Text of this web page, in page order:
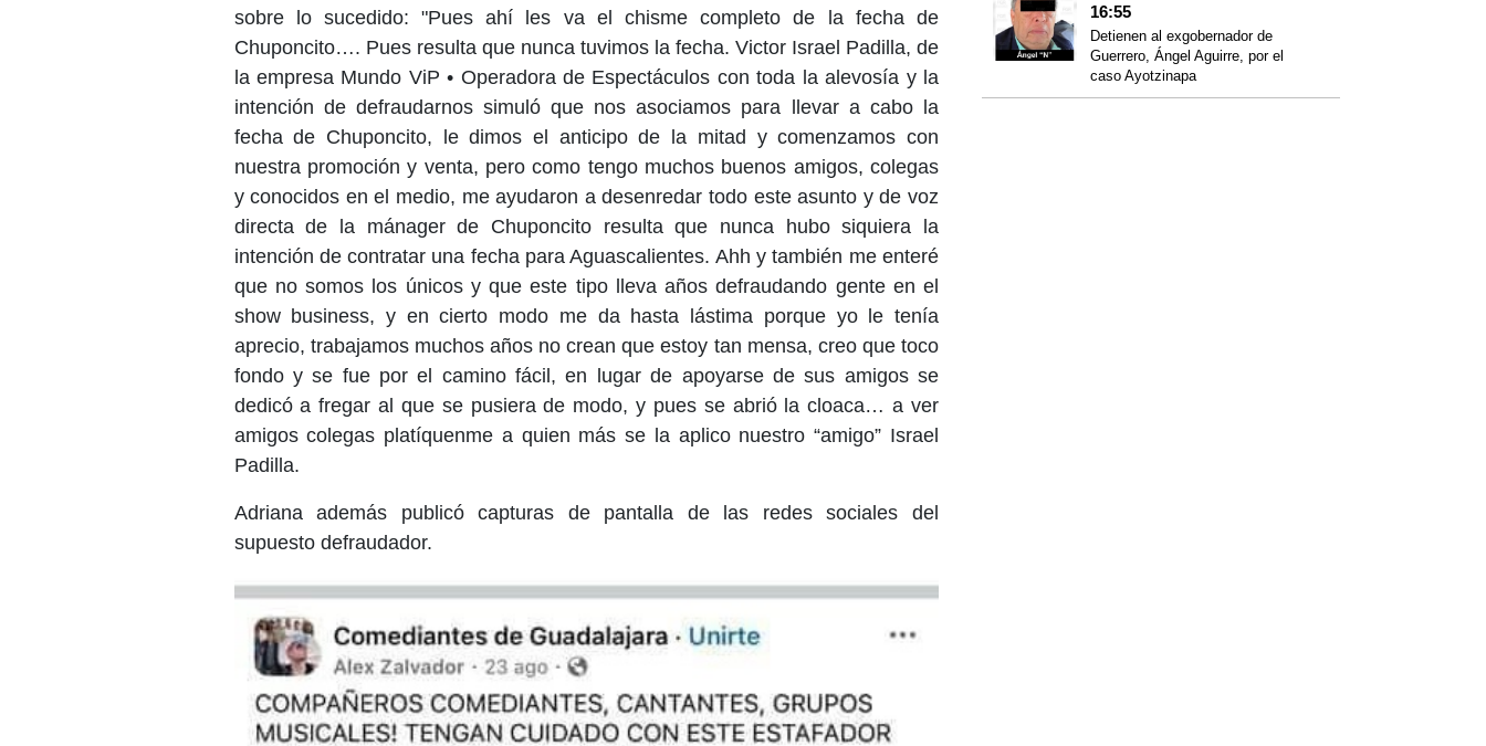
sobre lo sucedido: "Pues ahí les va el chisme completo de la fecha de
Chuponcito…. Pues resulta que nunca tuvimos la fecha. Victor Israel Padilla, de
la empresa Mundo ViP • Operadora de Espectáculos con toda la alevosía y la
intención de defraudarnos simuló que nos asociamos para llevar a cabo la
fecha de Chuponcito, le dimos el anticipo de la mitad y comenzamos con
nuestra promoción y venta, pero como tengo muchos buenos amigos, colegas
y conocidos en el medio, me ayudaron a desenredar todo este asunto y de voz
directa de la mánager de Chuponcito resulta que nunca hubo siquiera la
intención de contratar una fecha para Aguascalientes. Ahh y también me enteré
que no somos los únicos y que este tipo lleva años defraudando gente en el
show business, y en cierto modo me da hasta lástima porque yo le tenía
aprecio, trabajamos muchos años no crean que estoy tan mensa, creo que toco
fondo y se fue por el camino fácil, en lugar de apoyarse de sus amigos se
dedicó a fregar al que se pusiera de modo, y pues se abrió la cloaca… a ver
amigos colegas platíquenme a quien más se la aplico nuestro “amigo” Israel
Padilla.
Adriana además publicó capturas de pantalla de las redes sociales del
supuesto defraudador.
16:55
Detienen al exgobernador de
Guerrero, Ángel Aguirre, por el
caso Ayotzinapa